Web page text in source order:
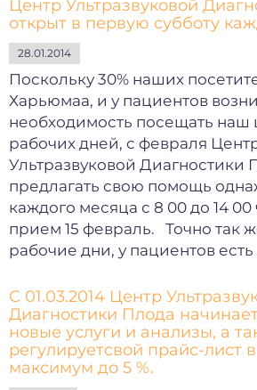
Центр Ультразвуковой
открыт в первую субботу
28.01.2014
Поскольку 30% наших
Харьюмаа, и у пациентов
необходимость посещать наш
рабочих дней, с февраля
Ультразвуковой Диагностики
предлагать свою помощь
каждого месяца с 8 00 до 14
прием 15 февраль. Точно так
рабочие дни, у пациентов есть
С 01.03.2014 Центр
Диагностики Плода
новые услуги и анализы, а
регулируетсвой прайс-лист
максимум до 5 %.